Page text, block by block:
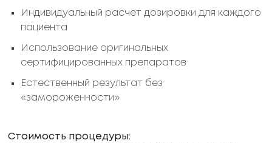
Индивидуальный расчет дозировки для каждого
пациента
Использование оригинальных
сертифицированных препаратов
Естественный результат без
«замороженности»
Стоимость процедуры: